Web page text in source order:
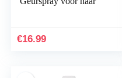
€16.99